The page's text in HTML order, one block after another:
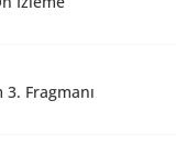
Fragmanı